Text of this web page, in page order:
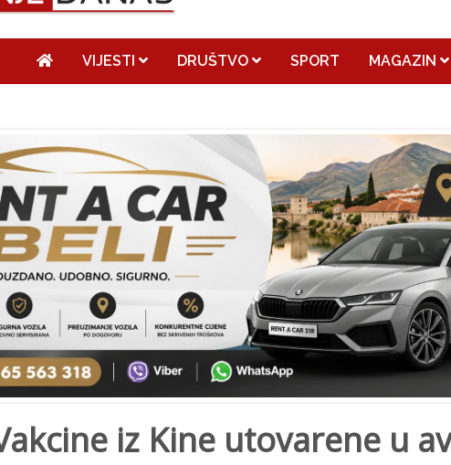
VIJESTI DRUŠTVO SPORT MAGAZIN
iz Kine utovarene u